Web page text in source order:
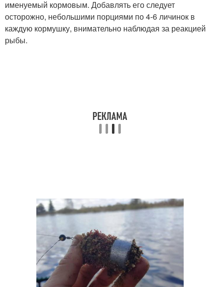
именуемый кормовым. Добавлять его следует
осторожно, небольшими порциями по 4-6 личинок в
каждую кормушку, внимательно наблюдая за реакцией
рыбы.